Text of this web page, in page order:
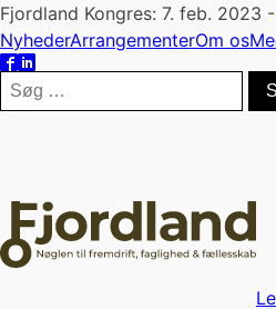
Fjordland Kongres: 7. feb. 2023 -
NyhederArrangementerOm os
Søg
efter: